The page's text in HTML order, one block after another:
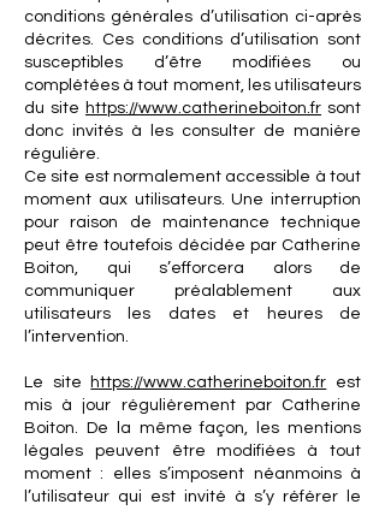
conditions générales d’utilisation ci-après
décrites. Ces conditions d’utilisation sont
susceptibles d’être modifiées ou
complétées à tout moment, les utilisateurs
du site https://www.catherineboiton.fr sont
donc invités à les consulter de manière
régulière.
Ce site est normalement accessible à tout
moment aux utilisateurs. Une interruption
pour raison de maintenance technique
peut être toutefois décidée par Catherine
Boiton, qui s’efforcera alors de
communiquer préalablement aux
utilisateurs les dates et heures de
l’intervention.
Le site https://www.catherineboiton.fr est
mis à jour régulièrement par Catherine
Boiton. De la même façon, les mentions
légales peuvent être modifiées à tout
moment : elles s’imposent néanmoins à
l’utilisateur qui est invité à s’y référer le